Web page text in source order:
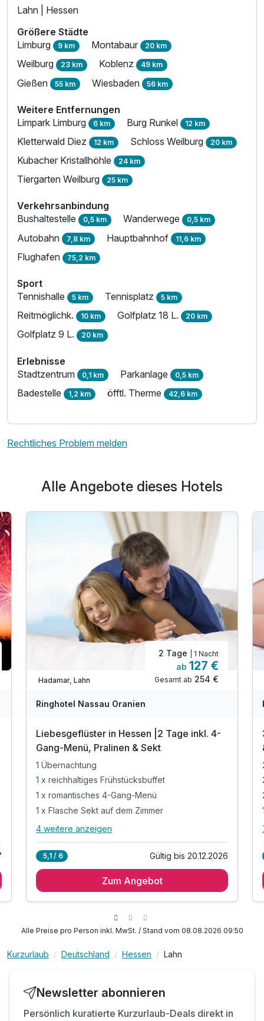
Lahn | Hessen
Größere Städte
Limburg 9 km Montabaur 20 km
Weilburg 23 km Koblenz 49 km
Gießen 55 km Wiesbaden 56 km
Weitere Entfernungen
Limpark Limburg 6 km Burg Runkel 12 km
Kletterwald Diez 12 km Schloss Weilburg 20 km
Kubacher Kristallhöhle 24 km
Tiergarten Weilburg 25 km
Verkehrsanbindung
Bushaltestelle 0,5 km Wanderwege 0,5 km
Autobahn 7,8 km Hauptbahnhof 11,6 km
Flughafen 75,2 km
Sport
Tennishalle 5 km Tennisplatz 5 km
Reitmöglichk. 10 km Golfplatz 18 L. 20 km
Golfplatz 9 L. 20 km
Erlebnisse
Stadtzentrum 0,1 km Parkanlage 0,5 km
Badestelle 1,2 km öfftl. Therme 42,6 km
Rechtliches Problem melden
Alle Angebote dieses Hotels
Hadamar, Lahn
2 Tage | 1 Nacht
ab 127 €
Gesamt ab 254 €
Ringhotel Nassau Oranien
Liebesgeflüster in Hessen |2 Tage inkl. 4-
Gang-Menü, Pralinen & Sekt
1 Übernachtung
1 x reichhaltiges Frühstücksbuffet
1 x romantisches 4-Gang-Menü
1 x Flasche Sekt auf dem Zimmer
Alle Inklusivleistungen
1 x reichhaltiges Frühstücksbuffet
1 x Pralinen zum Vernaschen
inkl. Nutzung von Whirlpool & Sauna
4 weitere anzeigen
5,1 / 6 Gültig bis 20.12.2026
Zum Angebot
Alle Preise pro Person inkl. MwSt. / Stand vom 08.08.2026 09:50
Kurzurlaub Deutschland Hessen Lahn
Newsletter abonnieren
Persönlich kuratierte Kurzurlaub-Deals direkt in